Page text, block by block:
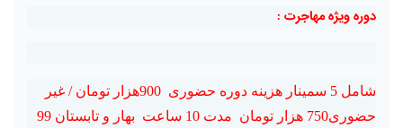
دوره ویژه مهاجرت :
شامل 5 سمینار هزینه دوره حضوری 900هزار تومان / غیر
حضوری750 هزار تومان مدت 10 ساعت بهار و تابستان 99